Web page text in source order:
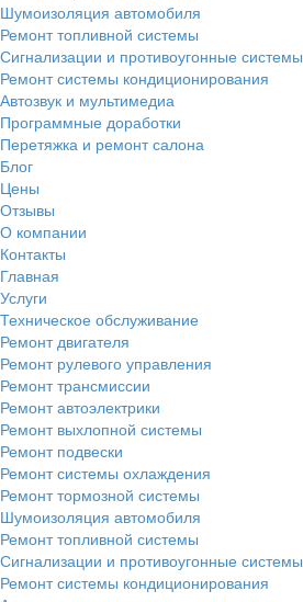
Шумоизоляция автомобиля
Ремонт топливной системы
Сигнализации и противоугонные системы
Ремонт системы кондиционирования
Автозвук и мультимедиа
Программные доработки
Перетяжка и ремонт салона
Блог
Цены
Отзывы
О компании
Контакты
Главная
Услуги
Техническое обслуживание
Ремонт двигателя
Ремонт рулевого управления
Ремонт трансмиссии
Ремонт автоэлектрики
Ремонт выхлопной системы
Ремонт подвески
Ремонт системы охлаждения
Ремонт тормозной системы
Шумоизоляция автомобиля
Ремонт топливной системы
Сигнализации и противоугонные системы
Ремонт системы кондиционирования